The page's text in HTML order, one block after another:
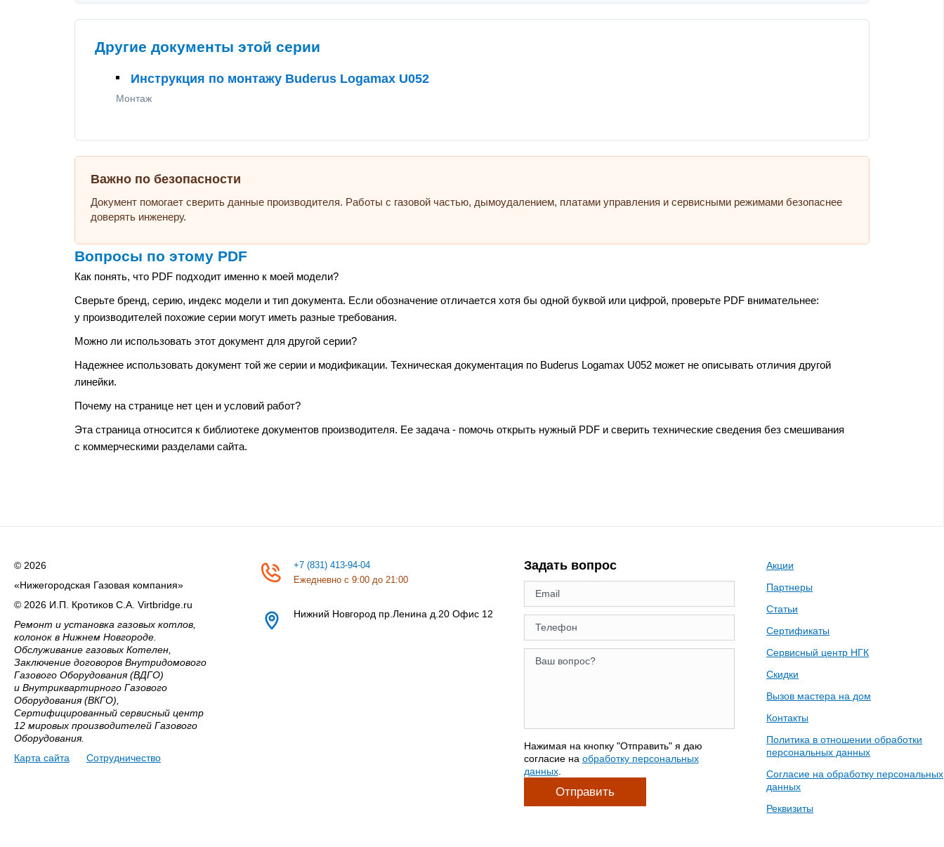
Другие документы этой серии
Инструкция по монтажу Buderus Logamax U052
Монтаж
Важно по безопасности
Документ помогает сверить данные производителя. Работы с газовой частью, дымоудалением, платами управления и сервисными режимами безопаснее
доверять инженеру.
Вопросы по этому PDF
Как понять, что PDF подходит именно к моей модели?
Сверьте бренд, серию, индекс модели и тип документа. Если обозначение отличается хотя бы одной буквой или цифрой, проверьте PDF внимательнее:
у производителей похожие серии могут иметь разные требования.
Можно ли использовать этот документ для другой серии?
Надежнее использовать документ той же серии и модификации. Техническая документация по Buderus Logamax U052 может не описывать отличия другой
линейки.
Почему на странице нет цен и условий работ?
Эта страница относится к библиотеке документов производителя. Ее задача - помочь открыть нужный PDF и сверить технические сведения без смешивания
с коммерческими разделами сайта.
© 2026
«Нижегородская Газовая компания»
© 2026 И.П. Кротиков С.А. Virtbridge.ru
Ремонт и установка газовых котлов,
колонок в Нижнем Новгороде.
Обслуживание газовых Котелен,
Заключение договоров Внутридомового
Газового Оборудования (ВДГО)
и Внутриквартирного Газового
Оборудования (ВКГО),
Сертифицированный сервисный центр
12 мировых производителей Газового
Оборудования.
Карта сайта
Сотрудничество
+7 (831) 413-94-04
Ежедневно с 9:00 до 21:00
Нижний Новгород пр.Ленина д.20 Офис 12
Задать вопрос
Нажимая на кнопку "Отправить" я даю
согласие на обработку персональных
данных.
Отправить
Акции
Партнеры
Статьи
Сертификаты
Сервисный центр НГК
Скидки
Вызов мастера на дом
Контакты
Политика в отношении обработки
персональных данных
Согласие на обработку персональных
данных
Реквизиты